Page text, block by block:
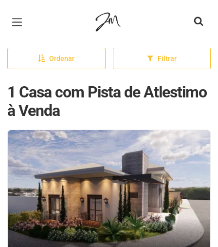
Página inicial
Ordenar Filtrar
1 Casa com Pista de Atlestimo
à Venda